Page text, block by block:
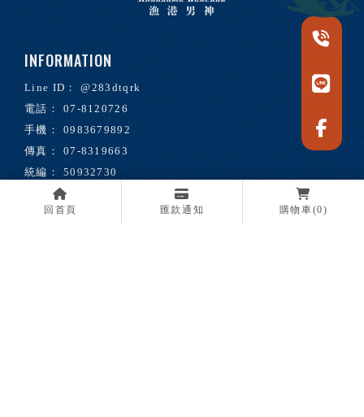
回首頁 匯款通知 購物車(0)
@283dtqrk
07-8120726
0983679892
07-8319663
50932730
Solidarity0913@gmail.com